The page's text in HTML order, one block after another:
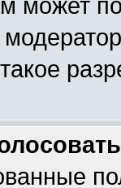
может